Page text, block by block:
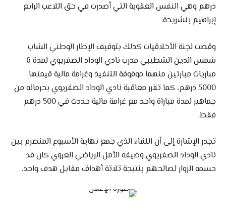
درهم وهي النفس العقوبة التي أصدرت في حق اللاعب الرابع
إبراهيم بنشريحة.
وقضت لجنة الأخلاقيات كذلك بتوقيف الإطار الوطني الشاب
شمس الدين الشطيبي مدرب نادي الوداد الصفريوي لمدة 6
مباريات مبارتين منهما موقوفة التنفيذ وغرامة مالية قيمتها
5000 درهم، كما تقرر معاقبة نادي الوداد الصفريوي بحرمانه من
جماهير لمدة مباراة واحد مع غرامة مالية حددت في 500 درهم
فقط.
تجدر الإشارة إلى أن اللقاء الذي جمع نهاية الأسبوع المنصرم بين
نادي الوداد الصفريوي وضيفه الأمل الرياضي العروي كان قد
حسمه الزوار لصالحهم بنتيجة ثلاثة أهداف مقابل هدف واحد.